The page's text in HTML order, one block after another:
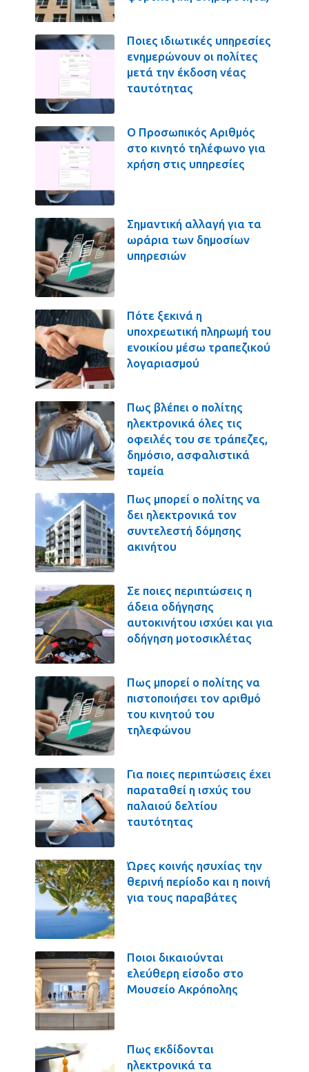
Ποιες ιδιωτικές υπηρεσίες
ενημερώνουν οι πολίτες
μετά την έκδοση νέας
ταυτότητας
Ο Προσωπικός Αριθμός
στο κινητό τηλέφωνο για
χρήση στις υπηρεσίες
Σημαντική αλλαγή για τα
ωράρια των δημοσίων
υπηρεσιών
Πότε ξεκινά η
υποχρεωτική πληρωμή του
ενοικίου μέσω τραπεζικού
λογαριασμού
Πως βλέπει ο πολίτης
ηλεκτρονικά όλες τις
οφειλές του σε τράπεζες,
δημόσιο, ασφαλιστικά
ταμεία
Πως μπορεί ο πολίτης να
δει ηλεκτρονικά τον
συντελεστή δόμησης
ακινήτου
Σε ποιες περιπτώσεις η
άδεια οδήγησης
αυτοκινήτου ισχύει και για
οδήγηση μοτοσικλέτας
Πως μπορεί ο πολίτης να
πιστοποιήσει τον αριθμό
του κινητού του
τηλεφώνου
Για ποιες περιπτώσεις έχει
παραταθεί η ισχύς του
παλαιού δελτίου
ταυτότητας
Ώρες κοινής ησυχίας την
θερινή περίοδο και η ποινή
για τους παραβάτες
Ποιοι δικαιούνται
ελεύθερη είσοδο στο
Μουσείο Ακρόπολης
Πως εκδίδονται
ηλεκτρονικά τα